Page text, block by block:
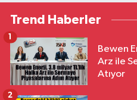
Trend Haberler
Bewen
Arz ile
Atıyor
1
2